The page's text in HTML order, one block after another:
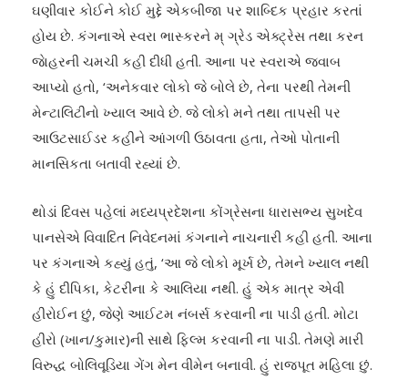
ઘણીવાર કોઈને કોઈ મુદ્દે એકબીજા પર શાબ્દિક પ્રહાર કરતાં
હોય છે. કંગનાએ સ્વરા ભાસ્કરને મ્ ગ્રેડ એક્ટ્રેસ તથા કરન
જાેહરની ચમચી કહી દીધી હતી. આના પર સ્વરાએ જવાબ
આપ્યો હતો, ‘અનેકવાર લોકો જે બોલે છે, તેના પરથી તેમની
મેન્ટાલિટીનો ખ્યાલ આવે છે. જે લોકો મને તથા તાપસી પર
આઉટસાઈડર કહીને આંગળી ઉઠાવતા હતા, તેઓ પોતાની
માનસિકતા બતાવી રહ્યાં છે.
થોડાં દિવસ પહેલાં મધ્યપ્રદેશના કોંગ્રેસના ધારાસભ્ય સુખદેવ
પાનસેએ વિવાદિત નિવેદનમાં કંગનાને નાચનારી કહી હતી. આના
પર કંગનાએ કહ્યું હતું, ‘આ જે લોકો મૂર્ખ છે, તેમને ખ્યાલ નથી
કે હું દીપિકા, કેટરીના કે આલિયા નથી. હું એક માત્ર એવી
હીરોઈન છું, જેણે આઈટમ નંબર્સ કરવાની ના પાડી હતી. મોટા
હીરો (ખાન/કુમાર)ની સાથે ફિલ્મ કરવાની ના પાડી. તેમણે મારી
વિરુદ્ધ બોલિવૂડિયા ગેંગ મેન વીમેન બનાવી. હું રાજપૂત મહિલા છું.